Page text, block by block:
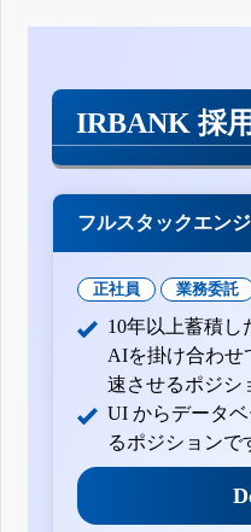
IRBANK 採
フルスタックエン
正社員 業務委託
10年以上蓄積し
AIを掛け合わせ
速させるポジシ
UI からデータ
るポジションで